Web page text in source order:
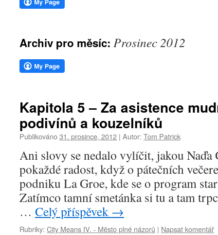
webu
Archiv pro měsíc: Prosinec 2012
Kapitola 5 – Za asistence
podivínů a kouzelníků
Publikováno31. prosince, 2012 | Autor: Tom Patrick
Ani slovy se nedalo vylíčit, jakou Naďa
pokaždé radost, když o pátečních
podniku La Groe, kde se o program
Zatímco tamní smetánka si tu a tam
… Celý příspěvek →
Rubriky: City Means IV. - Město plné názorů | Napsat komentář